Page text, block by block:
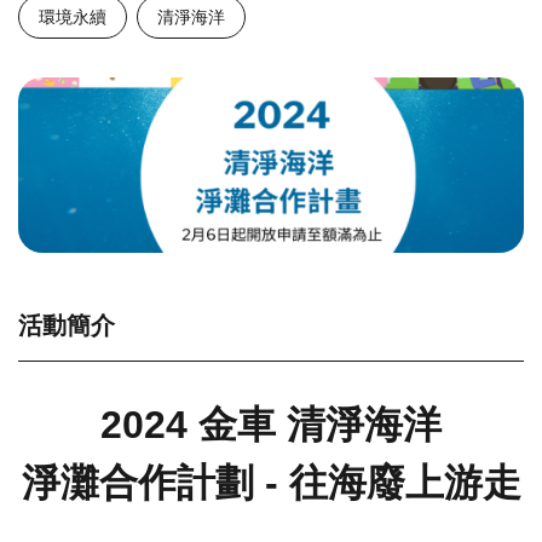
環境永續 清淨海洋
活動簡介
2024 金車 清淨海洋
淨灘合作計劃 - 往海廢上游走